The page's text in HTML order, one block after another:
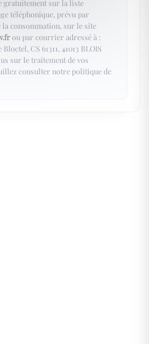
gratuitement sur la liste
téléphonique, prévu par
la consommation, sur le site
ou par courrier adressé à :
CS 61311, 41013 BLOIS
sur le traitement de vos
consulter notre politique de